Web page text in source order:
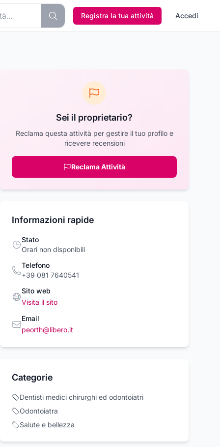
Registra la tua attività Accedi
€
Acquista ora Acquista ora
Sei il proprietario?
Reclama questa attività per gestire il tuo profilo e
ricevere recensioni
Reclama Attività
Informazioni rapide
Stato
Orari non disponibili
Telefono
+39 081 7640541
Sito web
Visita il sito
Email
peorth@libero.it
Categorie
Dentisti medici chirurghi ed odontoiatri
Odontoiatra
Salute e bellezza